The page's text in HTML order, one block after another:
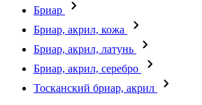
Бриар
Бриар, акрил, кожа
Бриар, акрил, латунь
Бриар, акрил, серебро
Тосканский бриар, акрил